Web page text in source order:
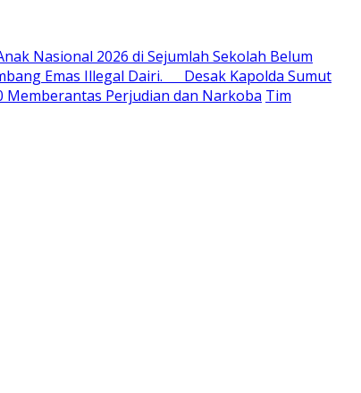
Nasional 2026 di Sejumlah Sekolah Belum
Emas Illegal Dairi. Desak Kapolda Sumut
Memberantas Perjudian dan Narkoba Tim